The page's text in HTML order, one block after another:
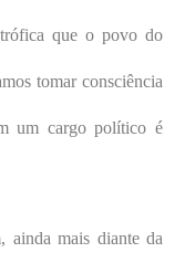
que o povo do
tomar consciência
um cargo político é
ainda mais diante da